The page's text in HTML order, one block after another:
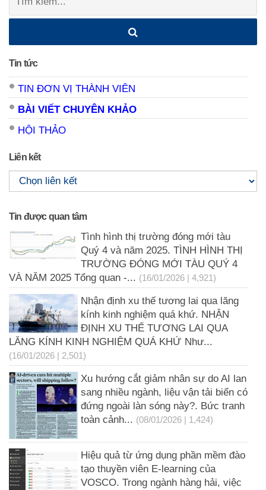
Tin tức
TIN ĐƠN VỊ THÀNH VIÊN
BÀI VIẾT CHUYÊN KHẢO
HỘI THẢO
Liên kết
Tin được quan tâm
Tình hình thị trường đóng mới tàu
Quý 4 và năm 2025. TÌNH HÌNH THỊ
TRƯỜNG ĐÓNG MỚI TÀU QUÝ 4
VÀ NĂM 2025 Tổng quan -... (16/01/2026 | 4,921)
Nhận định xu thế tương lai qua lăng
kính kinh nghiệm quá khứ. NHẬN
ĐỊNH XU THẾ TƯƠNG LAI QUA
LĂNG KÍNH KINH NGHIỆM QUÁ KHỨ Như...
(16/01/2026 | 2,501)
Xu hướng cắt giảm nhân sự do AI lan
sang nhiều ngành, liệu vận tải biển có
đứng ngoài làn sóng này?. Bức tranh
toàn cảnh... (08/01/2026 | 1,424)
Hiệu quả từ ứng dụng phần mềm đào
tạo thuyền viên E-learning của
VOSCO. Trong ngành hàng hải, việc